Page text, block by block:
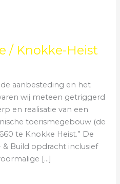
/ Knokke-Heist
aanbesteding en het
wij meteen getriggerd
en realisatie van een
toerismegebouw (de
te Knokke Heist.” De
Build opdracht inclusief
[…]